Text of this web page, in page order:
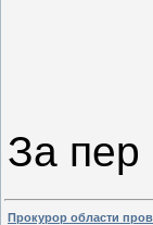
За пер
Прокурор области